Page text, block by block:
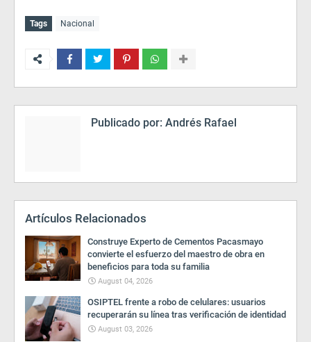
Tags Nacional
Publicado por: Andrés Rafael
Artículos Relacionados
Construye Experto de Cementos Pacasmayo
convierte el esfuerzo del maestro de obra en
beneficios para toda su familia
August 04, 2026
OSIPTEL frente a robo de celulares: usuarios
recuperarán su línea tras verificación de identidad
August 03, 2026